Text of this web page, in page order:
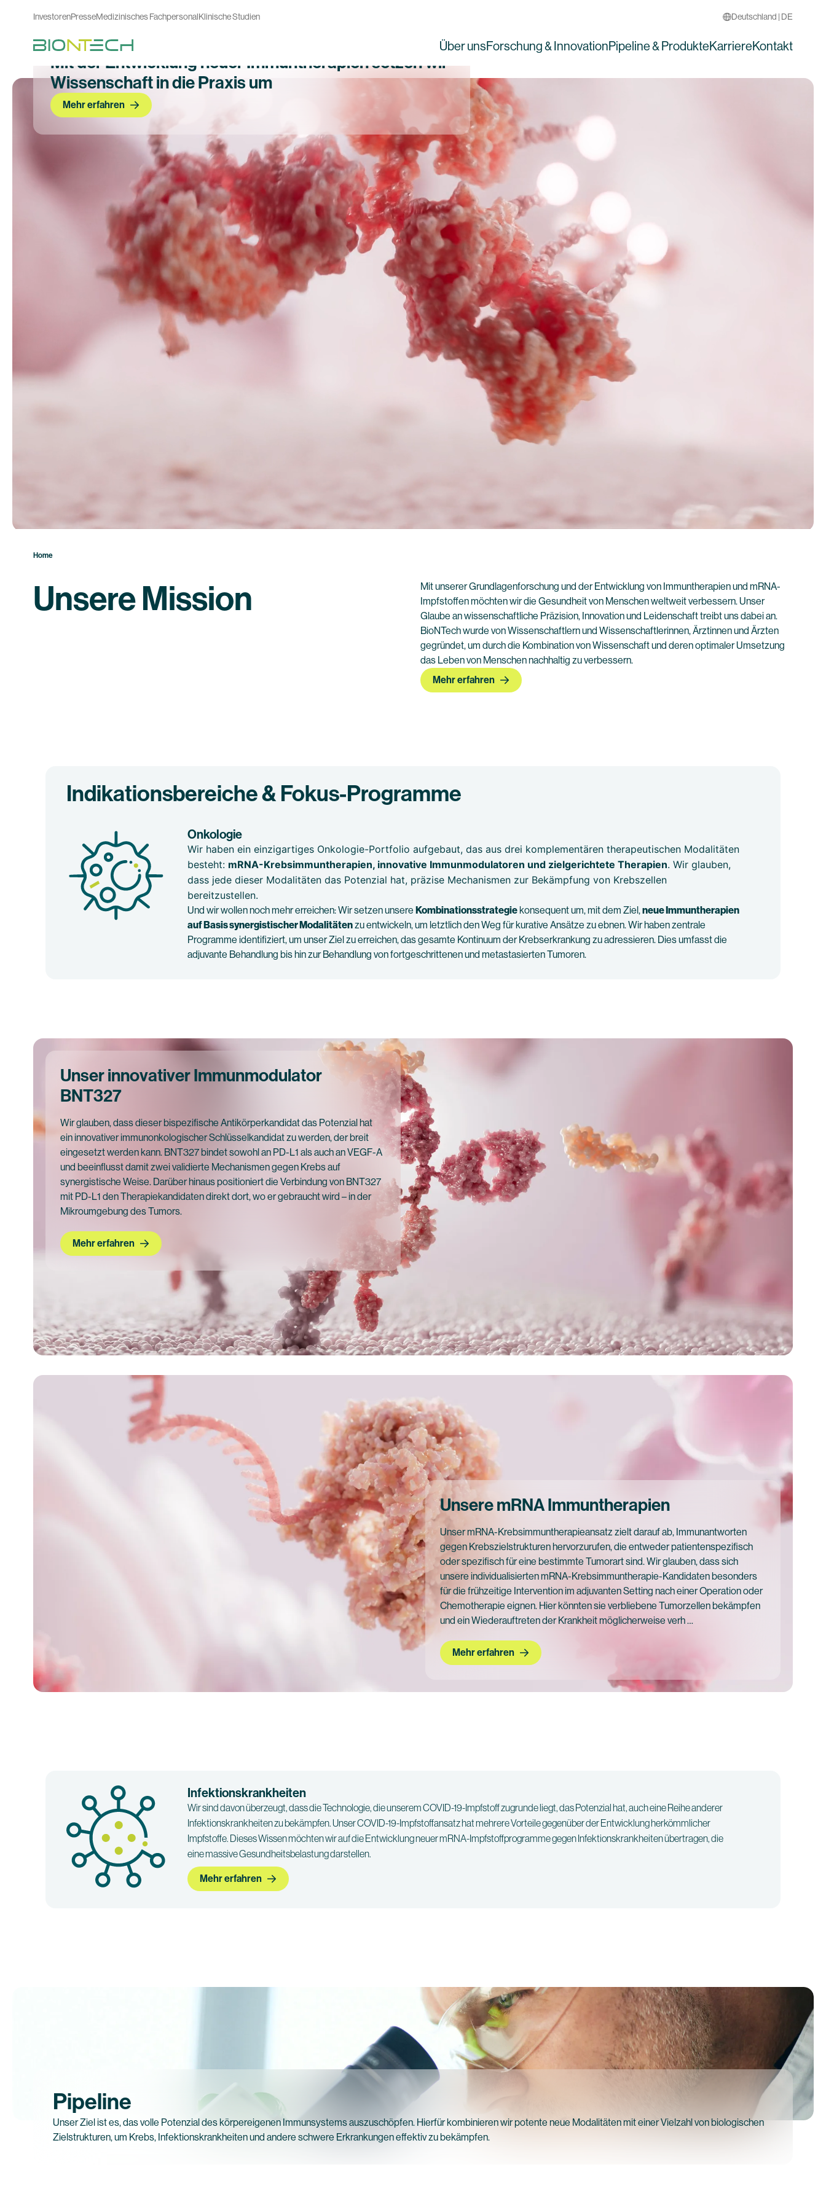
InvestorenPresseMedizinisches FachpersonalKlinische Studien Deutschland | DE
Über unsForschung & InnovationPipeline & ProdukteKarriereKontakt
Mit der Entwicklung neuer Immuntherapien setzen wir
Wissenschaft in die Praxis um
Mehr erfahren
Home
Unsere Mission
Mit unserer Grundlagenforschung und der Entwicklung von Immuntherapien und mRNA-
Impfstoffen möchten wir die Gesundheit von Menschen weltweit verbessern. Unser
Glaube an wissenschaftliche Präzision, Innovation und Leidenschaft treibt uns dabei an.
BioNTech wurde von Wissenschaftlern und Wissenschaftlerinnen, Ärztinnen und Ärzten
gegründet, um durch die Kombination von Wissenschaft und deren optimaler Umsetzung
das Leben von Menschen nachhaltig zu verbessern.
Mehr erfahren
Indikationsbereiche & Fokus-Programme
Onkologie
Wir haben ein einzigartiges Onkologie-Portfolio aufgebaut, das aus drei komplementären therapeutischen Modalitäten
besteht: mRNA-Krebsimmuntherapien, innovative Immunmodulatoren und zielgerichtete Therapien. Wir glauben,
dass jede dieser Modalitäten das Potenzial hat, präzise Mechanismen zur Bekämpfung von Krebszellen
bereitzustellen.
Und wir wollen noch mehr erreichen: Wir setzen unsereKombinationsstrategiekonsequent um, mit dem Ziel,neue Immuntherapien
auf Basis synergistischer Modalitätenzu entwickeln, um letztlich den Weg für kurative Ansätze zu ebnen. Wir haben zentrale
Programme identifiziert, um unser Ziel zu erreichen, das gesamte Kontinuum der Krebserkrankung zu adressieren. Dies umfasst die
adjuvante Behandlung bis hin zur Behandlung von fortgeschrittenen und metastasierten Tumoren.
Unser innovativer Immunmodulator
BNT327
Wir glauben, dass dieser bispezifische Antikörperkandidat das Potenzial hat
ein innovativer immunonkologischer Schlüsselkandidat zu werden, der breit
eingesetzt werden kann. BNT327 bindet sowohl an PD-L1 als auch an VEGF-A
und beeinflusst damit zwei validierte Mechanismen gegen Krebs auf
synergistische Weise. Darüber hinaus positioniert die Verbindung von BNT327
mit PD-L1 den Therapiekandidaten direkt dort, wo er gebraucht wird – in der
Mikroumgebung des Tumors.
Mehr erfahren
Unsere mRNA Immuntherapien
Unser mRNA-Krebsimmuntherapieansatz zielt darauf ab, Immunantworten
gegen Krebszielstrukturen hervorzurufen, die entweder patientenspezifisch
oder spezifisch für eine bestimmte Tumorart sind. Wir glauben, dass sich
unsere individualisierten mRNA-Krebsimmuntherapie-Kandidaten besonders
für die frühzeitige Intervention im adjuvanten Setting nach einer Operation oder
Chemotherapie eignen. Hier könnten sie verbliebene Tumorzellen bekämpfen
und ein Wiederauftreten der Krankheit möglicherweise verh …
Mehr erfahren
Infektionskrankheiten
Wir sind davon überzeugt, dass die Technologie, die unserem COVID-19-Impfstoff zugrunde liegt, das Potenzial hat, auch eine Reihe anderer
Infektionskrankheiten zu bekämpfen. Unser COVID-19-Impfstoffansatz hat mehrere Vorteile gegenüber der Entwicklung herkömmlicher
Impfstoffe. Dieses Wissen möchten wir auf die Entwicklung neuer mRNA-Impfstoffprogramme gegen Infektionskrankheiten übertragen, die
eine massive Gesundheitsbelastung darstellen.
Mehr erfahren
Pipeline
Unser Ziel ist es, das volle Potenzial des körpereigenen Immunsystems auszuschöpfen. Hierfür kombinieren wir potente neue Modalitäten mit einer Vielzahl von biologischen
Zielstrukturen, um Krebs, Infektionskrankheiten und andere schwere Erkrankungen effektiv zu bekämpfen.